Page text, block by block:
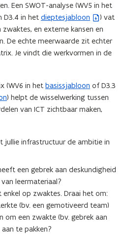
Een SWOT-analyse (WV5 in het
D3.4 in het dieptesjabloon
(
b
e
s
n
d
o
i
n
n
i
e
u
) vat
en externe kansen en
De echte meerwaarde zit echter
Je vindt die werkvormen in de
(WV6 in het basissjabloon of D3.3
) helpt de wisselwerking tussen
van ICT zichtbaar maken,
jullie infrastructuur de ambitie in
een gebrek aan deskundigheid
leermateriaal?
enkel op zwaktes. Draai het om:
(bv. een gemotiveerd team)
om een zwakte (bv. gebrek aan
te pakken?